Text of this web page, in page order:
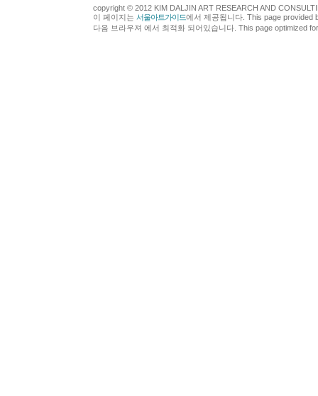
copyright © 2012 KIM DALJIN ART RESEARCH AND
이 페이지는 서울아트가이드에서 제공됩니다. This page provided
다음 브라우져 에서 최적화 되어있습니다. This page optimized